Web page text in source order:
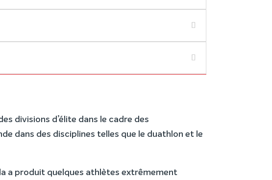
divisions d’élite dans le cadre des
dans des disciplines telles que le duathlon et le
a produit quelques athlètes extrêmement